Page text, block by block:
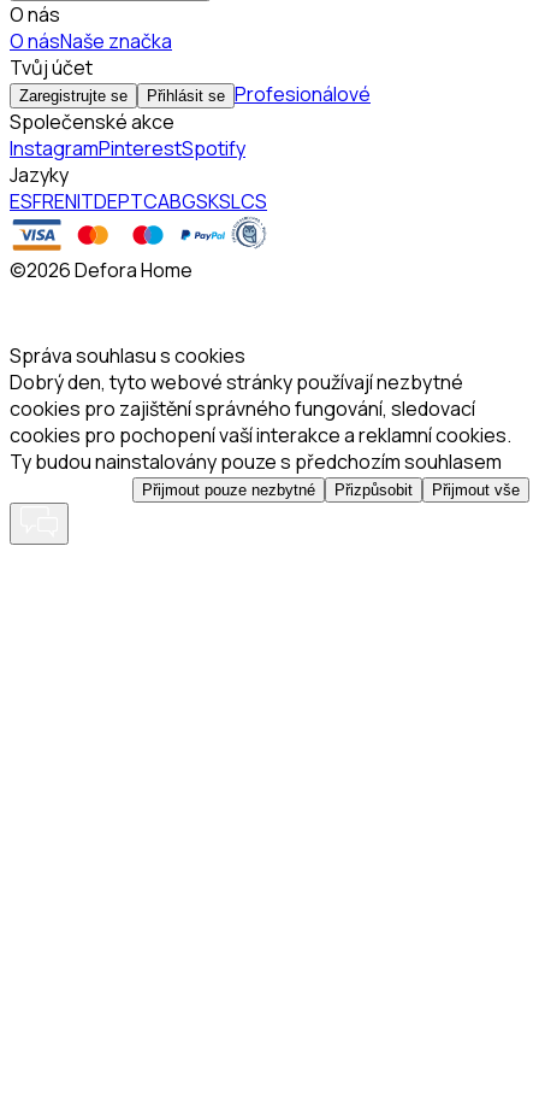
O nás
O násNaše značka
Tvůj účet
Zaregistrujte se Přihlásit se Profesionálové
Společenské akce
InstagramPinterestSpotify
Jazyky
ESFRENITDEPTCABGSKSLCS
©2026 Defora Home
Správa souhlasu s cookies
Dobrý den, tyto webové stránky používají nezbytné
cookies pro zajištění správného fungování, sledovací
cookies pro pochopení vaší interakce a reklamní cookies.
Ty budou nainstalovány pouze s předchozím souhlasem
Přijmout pouze nezbytné Přizpůsobit Přijmout vše